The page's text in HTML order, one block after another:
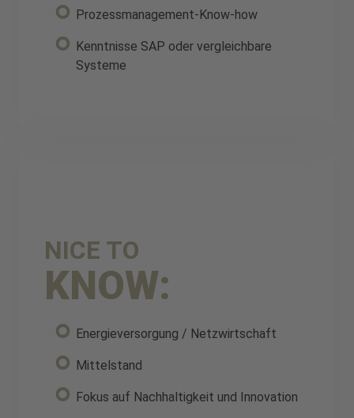
Prozessmanagement-Know-how
Kenntnisse SAP oder vergleichbare
Systeme
NICE TO
KNOW:
Energieversorgung / Netzwirtschaft
Mittelstand
Fokus auf Nachhaltigkeit und Innovation